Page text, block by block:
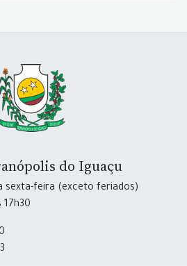
do Iguaçu
sexta-feira (exceto feriados)
17h30